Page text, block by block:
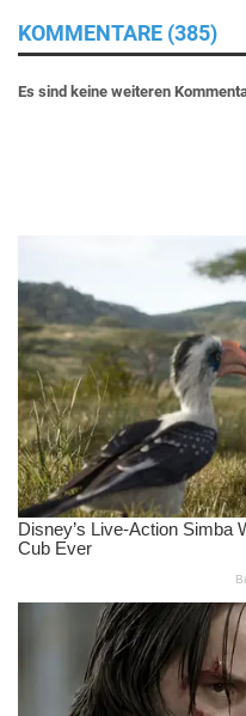
KOMMENTARE (385)
Es sind keine weiteren